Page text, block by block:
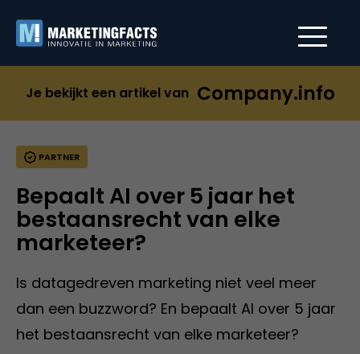
Je bekijkt een artikel van Company.info
PARTNER
Bepaalt AI over 5 jaar het
bestaansrecht van elke
marketeer?
Is datagedreven marketing niet veel meer
dan een buzzword? En bepaalt AI over 5 jaar
het bestaansrecht van elke marketeer?